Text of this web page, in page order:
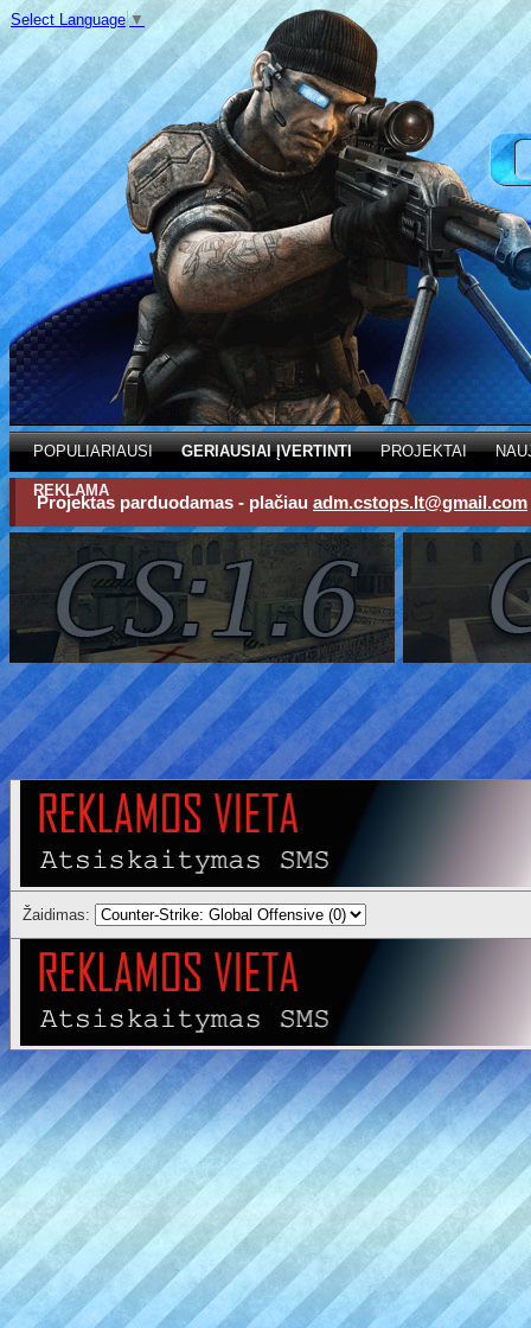
Select Language ▼
POPULIARIAUSI GERIAUSIAI ĮVERTINTI PROJEKTAI
REKLAMA
Projektas parduodamas - plačiau adm.cstops.lt@gmail.com
Žaidimas: